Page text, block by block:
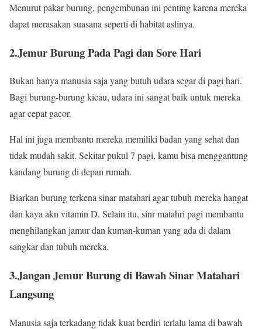
Menurut pakar burung, pengembunan ini penting karena mereka
dapat merasakan suasana seperti di habitat aslinya.
2.Jemur Burung Pada Pagi dan Sore Hari
Bukan hanya manusia saja yang butuh udara segar di pagi hari.
Bagi burung-burung kicau, udara ini sangat baik untuk mereka
agar cepat gacor.
Hal ini juga membantu mereka memiliki badan yang sehat dan
tidak mudah sakit. Sekitar pukul 7 pagi, kamu bisa menggantung
kandang burung di depan rumah.
Biarkan burung terkena sinar matahari agar tubuh mereka hangat
dan kaya akn vitamin D. Selain itu, sinr matahri pagi membantu
menghilangkan jamur dan kuman-kuman yang ada di dalam
sangkar dan tubuh mereka.
3.Jangan Jemur Burung di Bawah Sinar Matahari
Langsung
Manusia saja terkadang tidak kuat berdiri terlalu lama di bawah